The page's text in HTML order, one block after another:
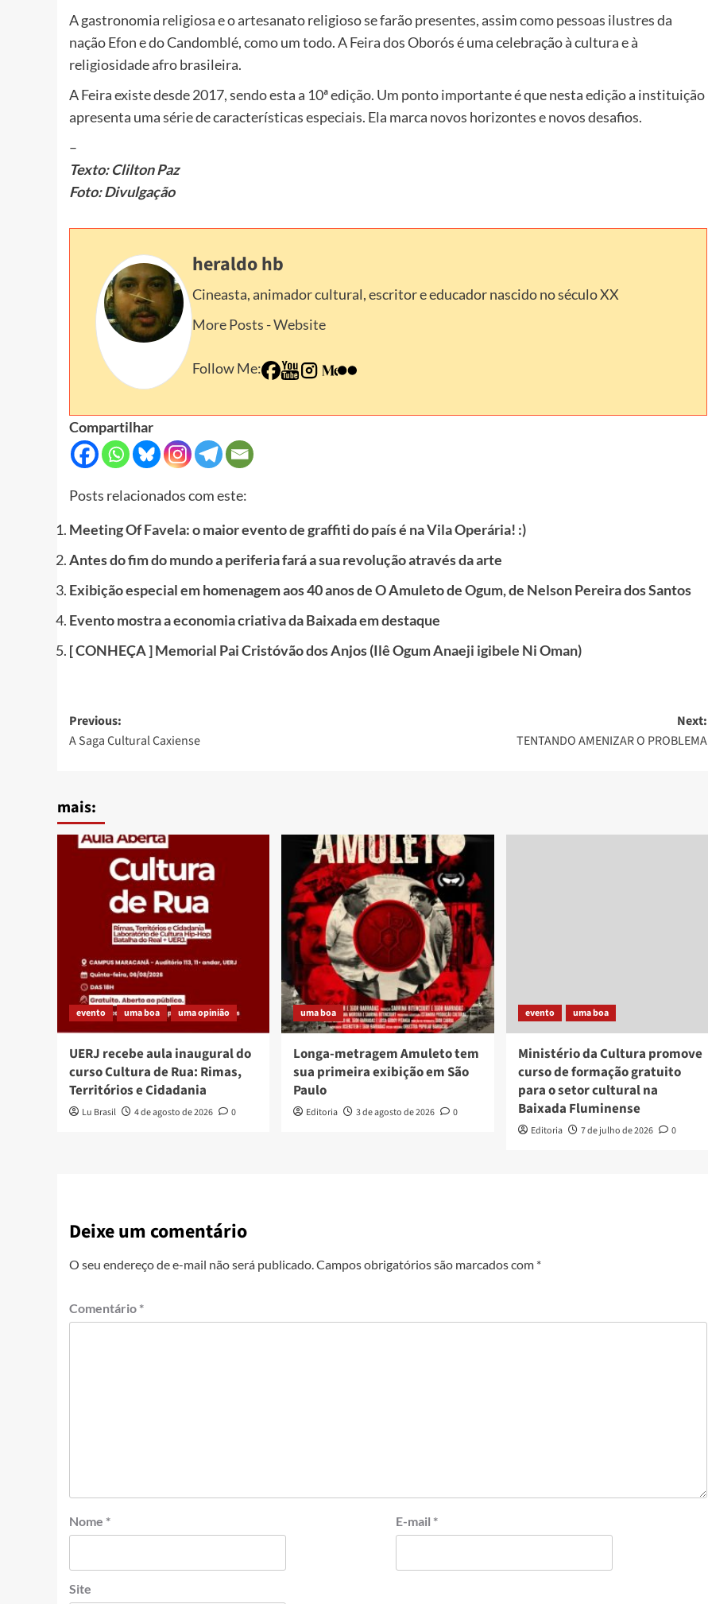
A gastronomia religiosa e o artesanato religioso se farão presentes, assim como pessoas ilustres da
nação Efon e do Candomblé, como um todo. A Feira dos Oborós é uma celebração à cultura e à
religiosidade afro brasileira.
A Feira existe desde 2017, sendo esta a 10ª edição. Um ponto importante é que nesta edição a instituição
apresenta uma série de características especiais. Ela marca novos horizontes e novos desafios.
–
Texto: Clilton Paz
Foto: Divulgação
heraldo hb
Cineasta, animador cultural, escritor e educador nascido no século XX
More Posts -Website
Follow Me:
Compartilhar
Posts relacionados com este:
Meeting Of Favela: o maior evento de graffiti do país é na Vila Operária! :)
Antes do fim do mundo a periferia fará a sua revolução através da arte
Exibição especial em homenagem aos 40 anos de O Amuleto de Ogum, de Nelson Pereira dos Santos
Evento mostra a economia criativa da Baixada em destaque
[ CONHEÇA ] Memorial Pai Cristóvão dos Anjos (Ilê Ogum Anaeji igibele Ni Oman)
Post
navigation
Previous:
A Saga Cultural Caxiense
Next:
TENTANDO AMENIZAR O PROBLEMA
mais:
evento uma boa uma opinião
UERJ recebe aula inaugural do
curso Cultura de Rua: Rimas,
Territórios e Cidadania
Lu Brasil 4 de agosto de 2026 0
uma boa
Longa-metragem Amuleto tem
sua primeira exibição em São
Paulo
Editoria 3 de agosto de 2026 0
evento uma boa
Ministério da Cultura promove
curso de formação gratuito
para o setor cultural na
Baixada Fluminense
Editoria 7 de julho de 2026 0
Deixe um comentário
O seu endereço de e-mail não será publicado.Campos obrigatórios são marcados com *
Comentário *
Nome * E-mail *
Site